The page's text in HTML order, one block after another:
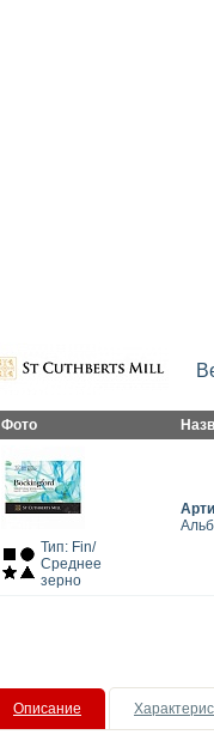
Фото
Тип: Fin/
Среднее
зерно
Описание